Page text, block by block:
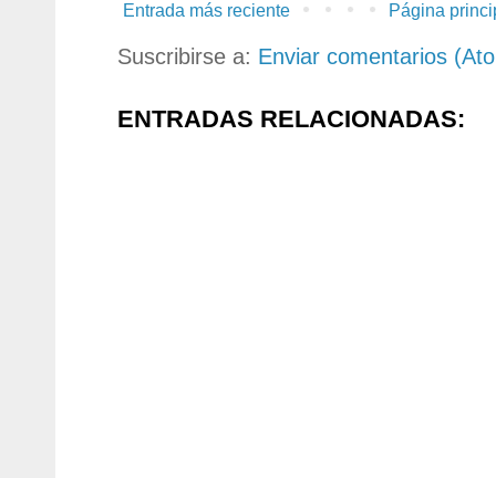
Entrada más reciente Página
Suscribirse a: Enviar comentarios
ENTRADAS RELACIONADAS: